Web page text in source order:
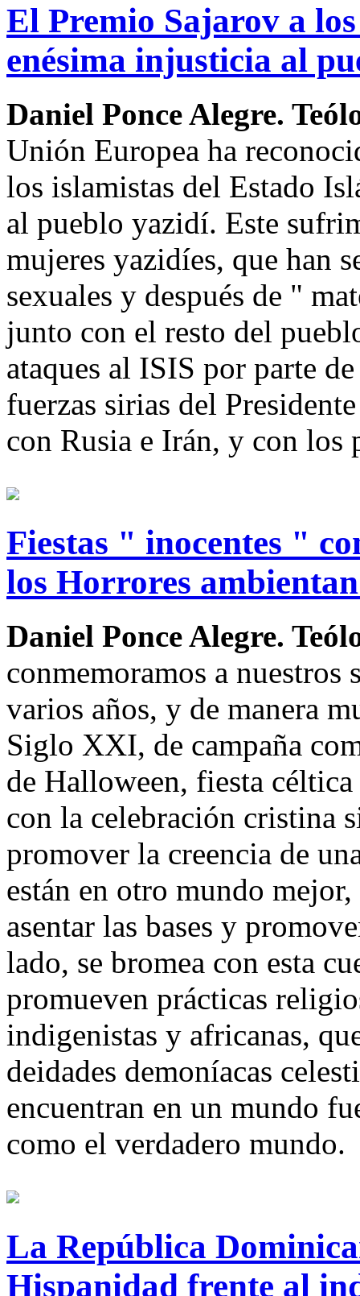
El Premio Sajarov a
enésima injusticia al
Daniel Ponce Alegre.
Unión Europea ha
los islamistas del Estado
al pueblo yazidí. Este
mujeres yazidíes, que han
sexuales y después de "
junto con el resto del
ataques al ISIS por parte
fuerzas sirias del
con Rusia e Irán, y con los
Fiestas " inocentes "
los Horrores
Daniel Ponce Alegre.
conmemoramos a nuestros
varios años, y de manera
Siglo XXI, de campaña
de Halloween, fiesta
con la celebración cristina
promover la creencia de
están en otro mundo
asentar las bases y
lado, se bromea con esta
promueven prácticas
indigenistas y africanas,
deidades demoníacas
encuentran en un mundo
como el verdadero mundo.
La República
Hispanidad frente al